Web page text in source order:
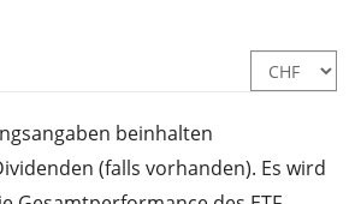
beinhalten
(falls vorhanden). Es wird